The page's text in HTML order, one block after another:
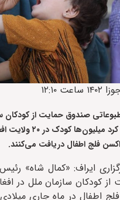
صندوق حمایت از کودکان
افغانستان اعلام کرد
فلج اطفال دریافت می‌کنند.
ایراف: «کمال شاه»
کودکان سازمان ملل در